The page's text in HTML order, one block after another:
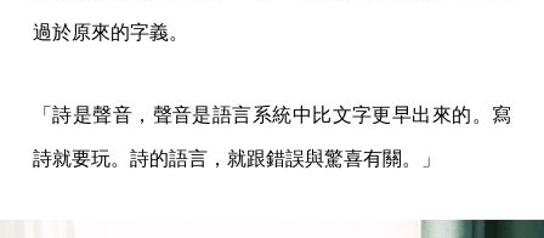
過於原來的字義。
「詩是聲音，聲音是語言系統中比文字更早出來的。寫
詩就要玩。詩的語言，就跟錯誤與驚喜有關。」